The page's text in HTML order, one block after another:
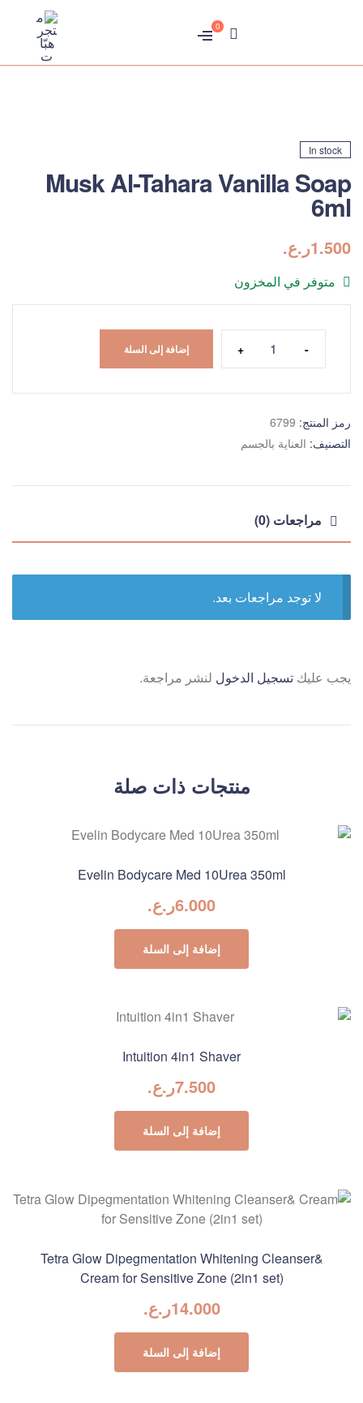
0
In stock
Musk Al-Tahara Vanilla Soap
6ml
1.500ر.ع.
متوفر في المخزون
-
+ إضافة إلى السلة
رمز المنتج: 6799
التصنيف: العناية بالجسم
مراجعات (0)
لا توجد مراجعات بعد.
يجب عليك تسجيل الدخول لنشر مراجعة.
منتجات ذات صلة
Evelin Bodycare Med 10Urea 350ml
6.000ر.ع.
إضافة إلى السلة
Intuition 4in1 Shaver
7.500ر.ع.
إضافة إلى السلة
Tetra Glow Dipegmentation Whitening Cleanser&
Cream for Sensitive Zone (2in1 set)
14.000ر.ع.
إضافة إلى السلة